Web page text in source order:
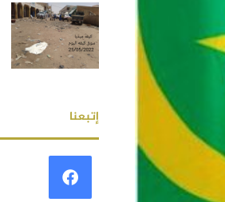
إتبعنا